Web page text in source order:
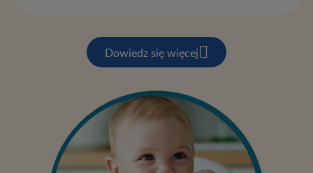
Dowiedz się więcej